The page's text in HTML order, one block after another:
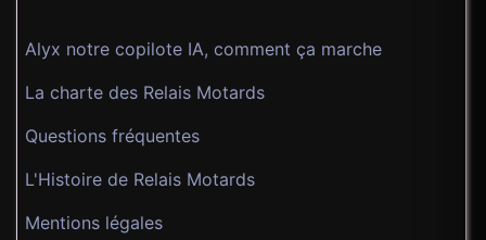
Alyx notre copilote IA, comment ça marche
La charte des Relais Motards
Questions fréquentes
L'Histoire de Relais Motards
Mentions légales